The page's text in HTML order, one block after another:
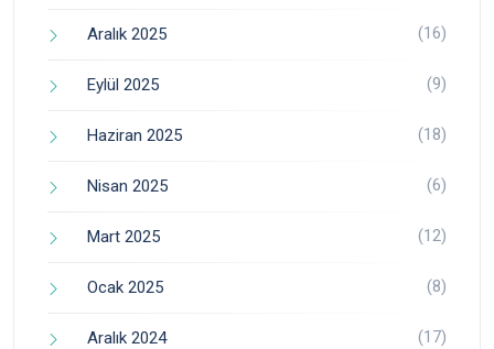
Aralık 2025 (16)
Eylül 2025 (9)
Haziran 2025 (18)
Nisan 2025 (6)
Mart 2025 (12)
Ocak 2025 (8)
Aralık 2024 (17)